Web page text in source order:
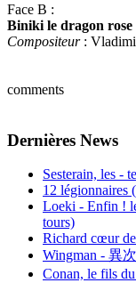
Face B :
Biniki le dragon rose
Compositeur:
comments
Dernières News
Sesterain, les -
12 légionnaires
Loeki - Enfin !
tours)
Richard cœur
Wingman - 異
Conan, le fils